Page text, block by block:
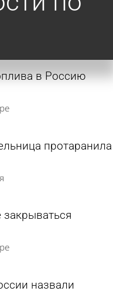
в Россию
протаранила
назвали